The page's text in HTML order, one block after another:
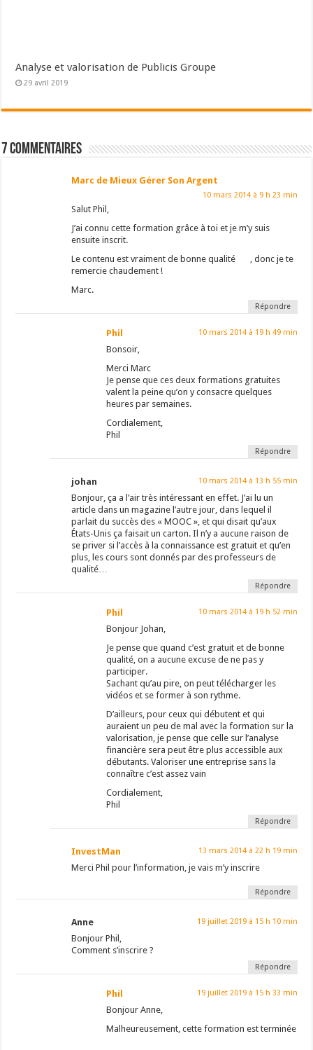
Analyse et valorisation de Publicis Groupe
29 avril 2019
7 Commentaires
Marc de Mieux Gérer Son Argent
10 mars 2014 à 9 h 23 min
Salut Phil,
J’ai connu cette formation grâce à toi et je m’y suis
ensuite inscrit.
Le contenu est vraiment de bonne qualité
, donc je te
remercie chaudement !
Marc.
Répondre
Phil 10 mars 2014 à 19 h 49 min
Bonsoir,
Merci Marc
Je pense que ces deux formations gratuites
valent la peine qu’on y consacre quelques
heures par semaines.
Cordialement,
Phil
Répondre
johan 10 mars 2014 à 13 h 55 min
Bonjour, ça a l’air très intéressant en effet. J’ai lu un
article dans un magazine l’autre jour, dans lequel il
parlait du succès des « MOOC », et qui disait qu’aux
États-Unis ça faisait un carton. Il n’y a aucune raison de
se priver si l’accès à la connaissance est gratuit et qu’en
plus, les cours sont donnés par des professeurs de
qualité…
Répondre
Phil 10 mars 2014 à 19 h 52 min
Bonjour Johan,
Je pense que quand c’est gratuit et de bonne
qualité, on a aucune excuse de ne pas y
participer.
Sachant qu’au pire, on peut télécharger les
vidéos et se former à son rythme.
D’ailleurs, pour ceux qui débutent et qui
auraient un peu de mal avec la formation sur la
valorisation, je pense que celle sur l’analyse
financière sera peut être plus accessible aux
débutants. Valoriser une entreprise sans la
connaître c’est assez vain
Cordialement,
Phil
Répondre
InvestMan 13 mars 2014 à 22 h 19 min
Merci Phil pour l’information, je vais m’y inscrire
Répondre
Anne 19 juillet 2019 à 15 h 10 min
Bonjour Phil,
Comment s’inscrire ?
Répondre
Phil 19 juillet 2019 à 15 h 33 min
Bonjour Anne,
Malheureusement, cette formation est terminée